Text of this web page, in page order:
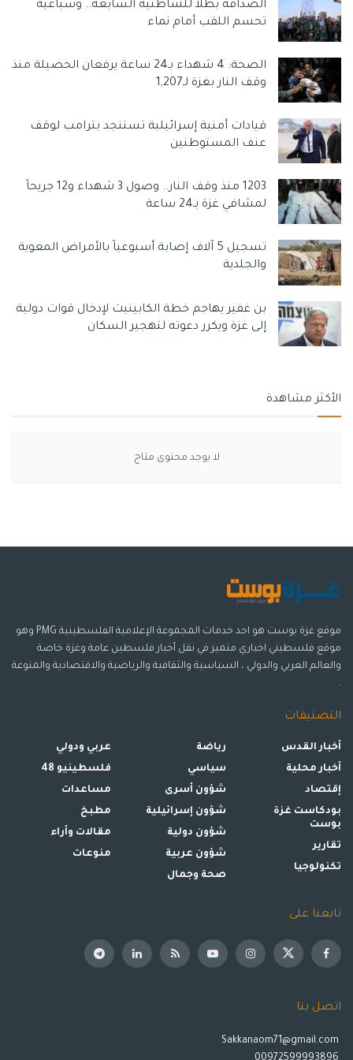
الصداقة بطلاً للشاطئية السابعة.. وسباعية
تحسم اللقب أمام نماء
الصحة: 4 شهداء بـ24 ساعة يرفعان الحصيلة منذ
وقف النار بغزة لـ1,207
قيادات أمنية إسرائيلية تستنجد بترامب لوقف
عنف المستوطنين
1203 منذ وقف النار.. وصول 3 شهداء و12 جريحاً
لمشافي غزة بـ24 ساعة
تسجيل 5 آلاف إصابة أسبوعياً بالأمراض المعوية
والجلدية
بن غفير يهاجم خطة الكابينيت لإدخال قوات دولية
إلى غزة ويكرر دعوته لتهجير السكان
الأكثر مشاهدة
لا يوجد محتوى متاح
موقع غزة بوست هو احد خدمات المجموعة الإعلامية الفلسطينية PMG وهو
موقع فلسطيني اخباري متميز في نقل أخبار فلسطين عامة وغزة خاصة
والعالم العربي والدولي ، السياسية والثقافية والرياضية والاقتصادية والمنوعة
.
التصنيفات
أخبار القدس
أخبار محلية
إقتصاد
بودكاست غزة
بوست
تقارير
تكنولوجيا
رياضة
سياسي
شؤون أسرى
شؤون إسرائيلية
شؤون دولية
شؤون عربية
صحة وجمال
عربي ودولي
فلسطينيو 48
مساعدات
مطبخ
مقالات وأراء
منوعات
تابعنا على
اتصل بنا
Sakkanaom71@gmail.com